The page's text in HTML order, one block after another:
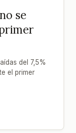
se
del 7,5%
el primer